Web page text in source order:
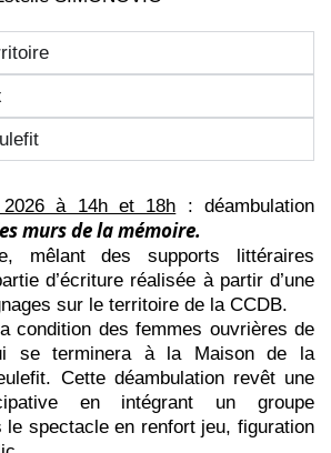
à 14h et 18h : déambulation
murs de la mémoire.
mêlant des supports littéraires
d’écriture réalisée à partir d’une
sur le territoire de la CCDB.
condition des femmes ouvrières de
se terminera à la Maison de la
Cette déambulation revêt une
en intégrant un groupe
le spectacle en renfort jeu, figuration